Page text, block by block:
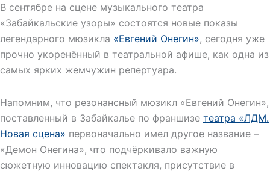
В сентябре на сцене музыкального театра
«Забайкальские узоры» состоятся новые показы
легендарного мюзикла «Евгений Онегин», сегодня уже
прочно укоренённый в театральной афише, как одна из
самых ярких жемчужин репертуара.
Напомним, что резонансный мюзикл «Евгений Онегин»,
поставленный в Забайкалье по франшизе театра «ЛДМ.
Новая сцена» первоначально имел другое название –
«Демон Онегина», что подчёркивало важную
сюжетную инновацию спектакля, присутствие в